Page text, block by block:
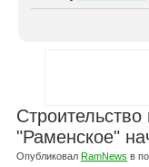
"Раменское"
Опубликовал RamNews в